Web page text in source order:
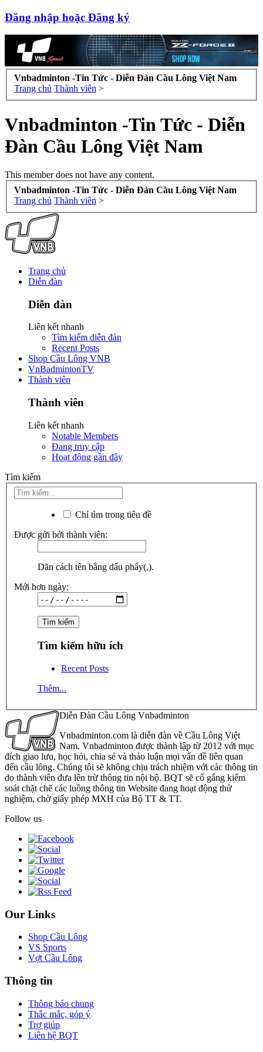
Đăng nhập hoặc Đăng ký
Vnbadminton -Tin Tức - Diễn Đàn Cầu Lông Việt Nam
Trang chủ Thành viên >
Vnbadminton -Tin Tức - Diễn
Đàn Cầu Lông Việt Nam
This member does not have any content.
Vnbadminton -Tin Tức - Diễn Đàn Cầu Lông Việt Nam
Trang chủ Thành viên >
Trang chủ
Diễn đàn
Diễn đàn
Liên kết nhanh
Tìm kiếm diễn đàn
Recent Posts
Shop Cầu Lông VNB
VnBadmintonTV
Thành viên
Thành viên
Liên kết nhanh
Notable Members
Đang truy cập
Hoạt động gần đây
Tìm kiếm
Chỉ tìm trong tiêu đề
Được gửi bởi thành viên:
Dãn cách tên bằng dấu phẩy(,).
Mới hơn ngày:
Tìm kiếm hữu ích
Recent Posts
Thêm...
Diễn Đàn Cầu Lông Vnbadminton
Vnbadminton.com là diễn đàn về Cầu Lông Việt
Nam. Vnbadminton được thành lập từ 2012 với mục
đích giao lưu, học hỏi, chia sẻ và thảo luận mọi vấn đề liên quan
đến cầu lông. Chúng tôi sẽ không chịu trách nhiệm với các thông tin
do thành viên đưa lên trừ thông tin nội bộ. BQT sẽ cố gắng kiểm
soát chặt chẽ các luồng thông tin Website đang hoạt động thử
nghiệm, chờ giấy phép MXH của Bộ TT & TT.
Follow us
Our Links
Shop Cầu Lông
VS Sports
Vợt Cầu Lông
Thông tin
Thông báo chung
Thắc mắc, góp ý
Trợ giúp
Liên hệ BQT